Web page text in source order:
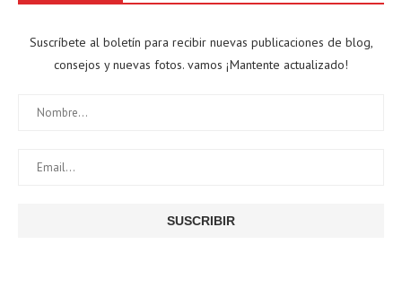
Suscríbete al boletín para recibir nuevas publicaciones de blog,
consejos y nuevas fotos. vamos ¡Mantente actualizado!